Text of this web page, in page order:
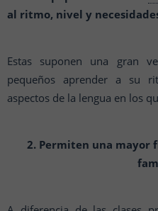
al ritmo, nivel y
Estas suponen una gran
pequeños aprender a su
aspectos de la lengua en los
2. Permiten una mayor